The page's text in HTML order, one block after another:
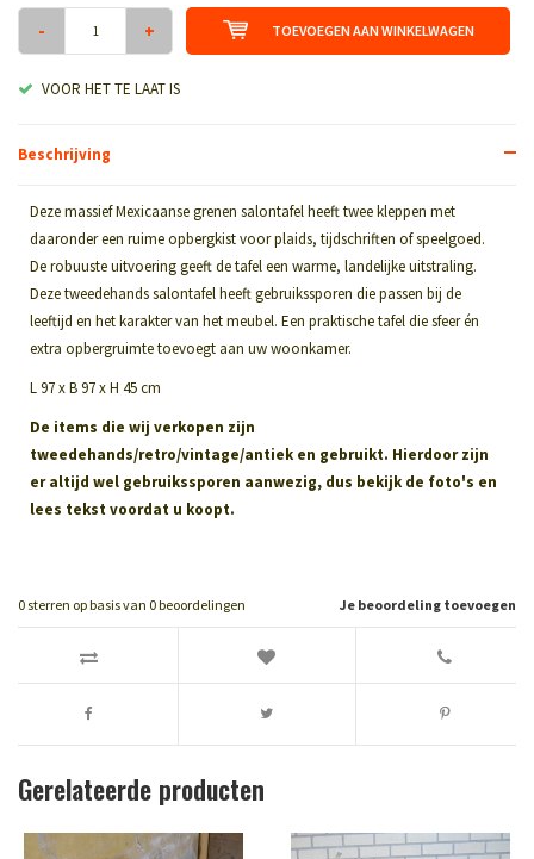
- + TOEVOEGEN AAN WINKELWAGEN
VOOR HET TE LAAT IS
Beschrijving
Deze massief Mexicaanse grenen salontafel heeft twee kleppen met
daaronder een ruime opbergkist voor plaids, tijdschriften of speelgoed.
De robuuste uitvoering geeft de tafel een warme, landelijke uitstraling.
Deze tweedehands salontafel heeft gebruikssporen die passen bij de
leeftijd en het karakter van het meubel. Een praktische tafel die sfeer én
extra opbergruimte toevoegt aan uw woonkamer.
L 97 x B 97 x H 45 cm
De items die wij verkopen zijn
tweedehands/retro/vintage/antiek en gebruikt. Hierdoor zijn
er altijd wel gebruikssporen aanwezig, dus bekijk de foto's en
lees tekst voordat u koopt.
Je beoordeling toevoegen
0 sterren op basis van 0beoordelingen
Gerelateerde producten